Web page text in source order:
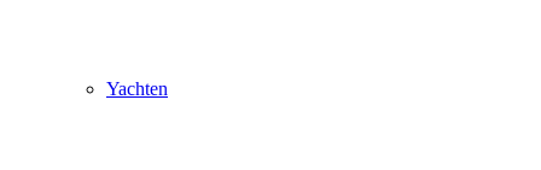
Yachten